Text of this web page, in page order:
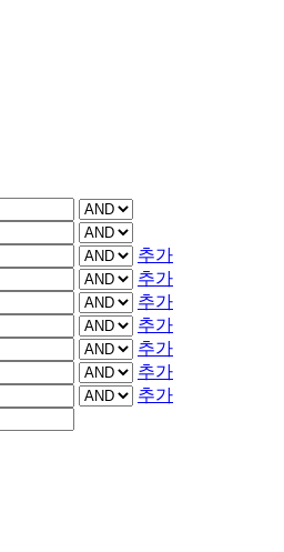
추가
추가
추가
추가
추가
추가
추가